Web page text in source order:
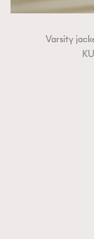
Varsity